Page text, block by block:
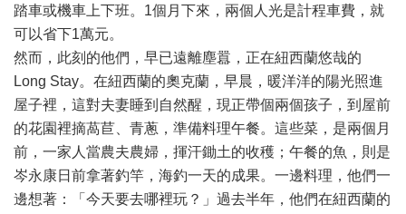
踏車或機車上下班。1個月下來，兩個人光是計程車費，就
可以省下1萬元。
然而，此刻的他們，早已遠離塵囂，正在紐西蘭悠哉的
Long Stay。在紐西蘭的奧克蘭，早晨，暖洋洋的陽光照進
屋子裡，這對夫妻睡到自然醒，現正帶個兩個孩子，到屋前
的花園裡摘萵苣、青蔥，準備料理午餐。這些菜，是兩個月
前，一家人當農夫農婦，揮汗鋤土的收穫；午餐的魚，則是
岑永康日前拿著釣竿，海釣一天的成果。一邊料理，他們一
邊想著：「今天要去哪裡玩？」過去半年，他們在紐西蘭的